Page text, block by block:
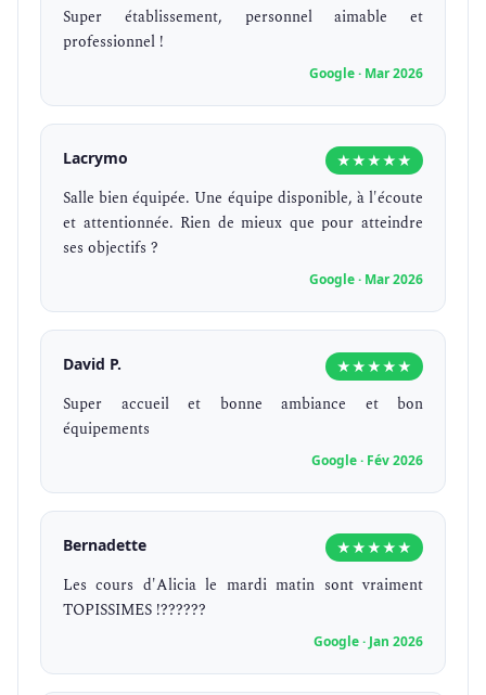
Super établissement, personnel aimable et
professionnel !
Google · Mar 2026
Lacrymo ★★★★★
Salle bien équipée. Une équipe disponible, à l'écoute
et attentionnée. Rien de mieux que pour atteindre
ses objectifs ?
Google · Mar 2026
David P. ★★★★★
Super accueil et bonne ambiance et bon
équipements
Google · Fév 2026
Bernadette ★★★★★
Les cours d'Alicia le mardi matin sont vraiment
TOPISSIMES !??????
Google · Jan 2026